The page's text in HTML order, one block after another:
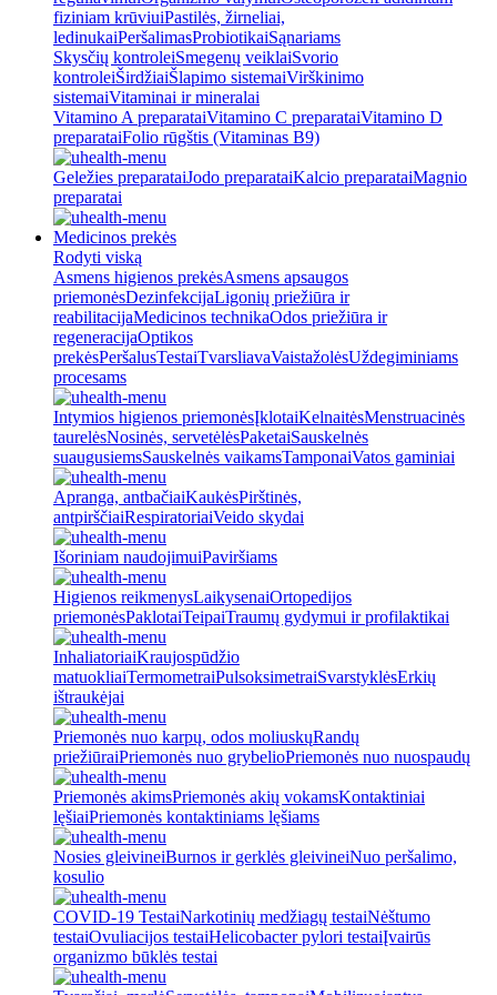
fiziniam krūviuiPastilės, žirneliai,
ledinukaiPeršalimasProbiotikaiSąnariams
Skysčių kontroleiSmegenų veiklaiSvorio
kontroleiŠirdžiaiŠlapimo sistemaiVirškinimo
sistemaiVitaminai ir mineralai
Vitamino A preparataiVitamino C preparataiVitamino D
preparataiFolio rūgštis (Vitaminas B9)
Geležies preparataiJodo preparataiKalcio preparataiMagnio
preparatai
Medicinos prekės
Rodyti viską
Asmens higienos prekėsAsmens apsaugos
priemonėsDezinfekcijaLigonių priežiūra ir
reabilitacijaMedicinos technikaOdos priežiūra ir
regeneracijaOptikos
prekėsPeršalusTestaiTvarsliavaVaistažolėsUždegiminiams
procesams
Intymios higienos priemonėsĮklotaiKelnaitėsMenstruacinės
taurelėsNosinės, servetėlėsPaketaiSauskelnės
suaugusiemsSauskelnės vaikamsTamponaiVatos gaminiai
Apranga, antbačiaiKaukėsPirštinės,
antpirščiaiRespiratoriaiVeido skydai
Išoriniam naudojimuiPaviršiams
Higienos reikmenysLaikysenaiOrtopedijos
priemonėsPaklotaiTeipaiTraumų gydymui ir profilaktikai
InhaliatoriaiKraujospūdžio
matuokliaiTermometraiPulsoksimetraiSvarstyklėsErkių
ištraukėjai
Priemonės nuo karpų, odos moliuskųRandų
priežiūraiPriemonės nuo grybelioPriemonės nuo nuospaudų
Priemonės akimsPriemonės akių vokamsKontaktiniai
lęšiaiPriemonės kontaktiniams lęšiams
Nosies gleivineiBurnos ir gerklės gleivineiNuo peršalimo,
kosulio
COVID-19 TestaiNarkotinių medžiagų testaiNėštumo
testaiOvuliacijos testaiHelicobacter pylori testaiĮvairūs
organizmo būklės testai